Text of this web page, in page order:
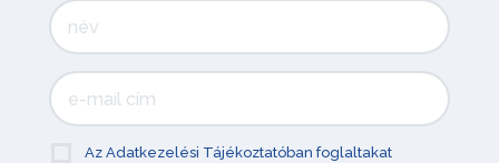
Az Adatkezelési Tájékoztatóban foglaltakat